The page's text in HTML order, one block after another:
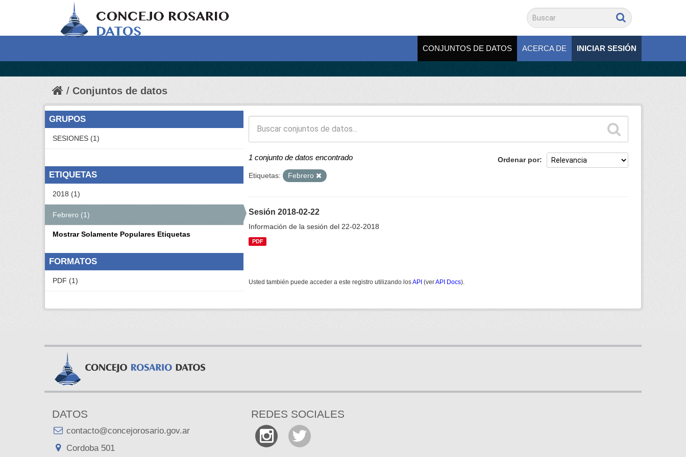
CONJUNTOS DE DATOS ACERCA DE INICIAR SESIÓN
Conjuntos de datos
Ordenar por
1 conjunto de datos encontrado
Etiquetas: Febrero
Sesión 2018-02-22
Información de la sesión del 22-02-2018
PDF
Usted también puede acceder a este registro utilizando losAPI (verAPI Docs).
GRUPOS
SESIONES (1)
ETIQUETAS
2018 (1)
Febrero (1)
Mostrar Solamente Populares Etiquetas
FORMATOS
PDF (1)
DATOS
contacto@concejorosario.gov.ar
Cordoba 501
REDES SOCIALES